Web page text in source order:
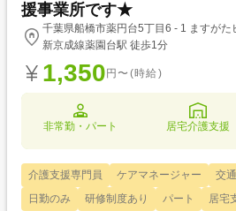
援事業所です★
千葉県船橋市薬円台5丁目6 - 1 ますがた
新京成線薬園台駅 徒歩1分
1,350 円〜(時給)
非常勤・パート 居宅介護支援
介護支援専門員 ケアマネージャー 交
日勤のみ
研修制度あり パート 居宅